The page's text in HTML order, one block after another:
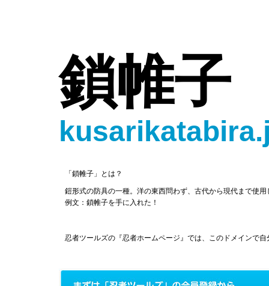
鎖帷子
「鎖帷子」とは？
鎧形式の防具の一種。洋の東西問わず、古代から現代まで使
例文：鎖帷子を手に入れた！
忍者ツールズの『忍者ホームページ』では、このドメインで